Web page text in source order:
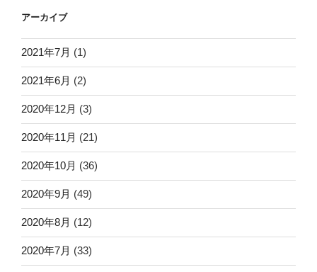
アーカイブ
2021年7月 (1)
2021年6月 (2)
2020年12月 (3)
2020年11月 (21)
2020年10月 (36)
2020年9月 (49)
2020年8月 (12)
2020年7月 (33)